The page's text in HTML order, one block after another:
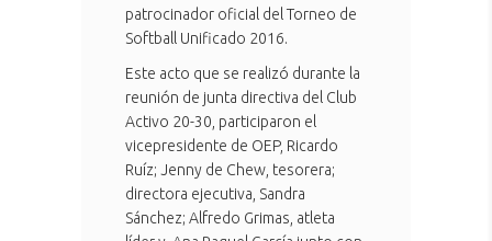
patrocinador oficial del Torneo de
Softball Unificado 2016.
Este acto que se realizó durante la
reunión de junta directiva del Club
Activo 20-30, participaron el
vicepresidente de OEP, Ricardo
Ruíz; Jenny de Chew, tesorera;
directora ejecutiva, Sandra
Sánchez; Alfredo Grimas, atleta